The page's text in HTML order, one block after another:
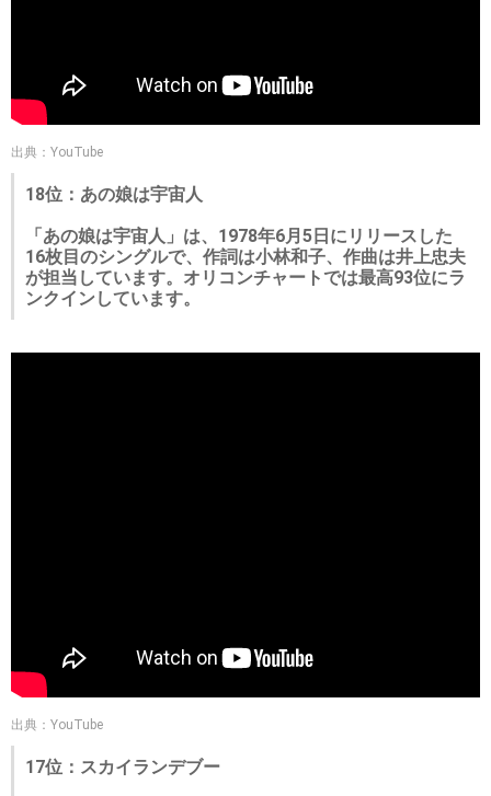
出典：YouTube
18位：あの娘は宇宙人
「あの娘は宇宙人」は、1978年6月5日にリリースした
16枚目のシングルで、作詞は小林和子、作曲は井上忠夫
が担当しています。オリコンチャートでは最高93位にラ
ンクインしています。
出典：YouTube
17位：スカイランデブー